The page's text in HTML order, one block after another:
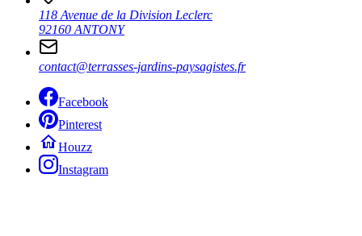
118 Avenue de la Division Leclerc
92160 ANTONY
contact@terrasses-jardins-paysagistes.fr
Facebook
Pinterest
Houzz
Instagram